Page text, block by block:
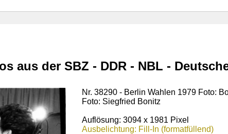
aus der SBZ - DDR - NBL -
Nr. 38290 - Berlin Wahlen 1979 Foto:
Foto: Siegfried Bonitz
Auflösung: 3094 x 1981 Pixel
Ausbelichtung: Fill-In (formatfüllend)